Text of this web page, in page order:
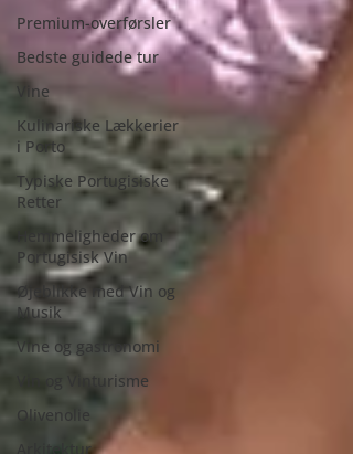
Premium-overførsler
Bedste guidede tur
Vine
Kulinariske Lækkerier
i Porto
Typiske Portugisiske
Retter
Hemmeligheder om
Portugisisk Vin
Øjeblikke med Vin og
Musik
Vine og gastronomi
Vin og Vinturisme
Olivenolie
Arkitektur